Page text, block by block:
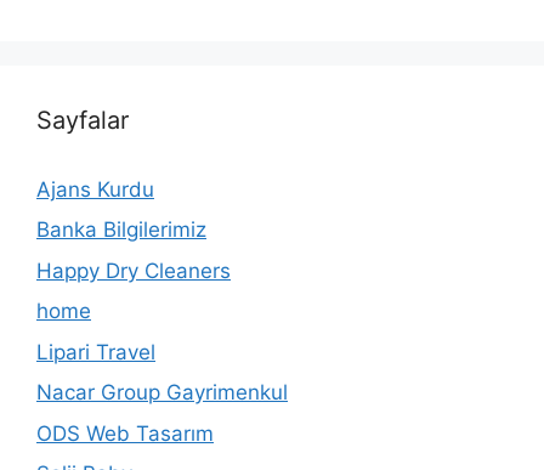
Sayfalar
Ajans Kurdu
Banka Bilgilerimiz
Happy Dry Cleaners
home
Lipari Travel
Nacar Group Gayrimenkul
ODS Web Tasarım